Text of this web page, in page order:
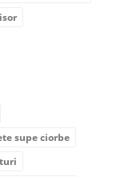
supe ciorbe